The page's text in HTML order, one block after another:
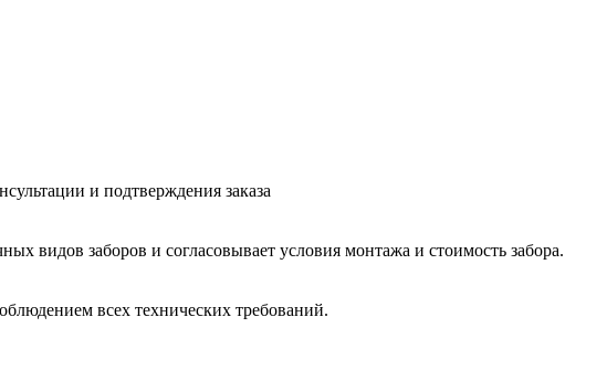
и подтверждения заказа
видов заборов и согласовывает условия монтажа и стоимость забора.
всех технических требований.